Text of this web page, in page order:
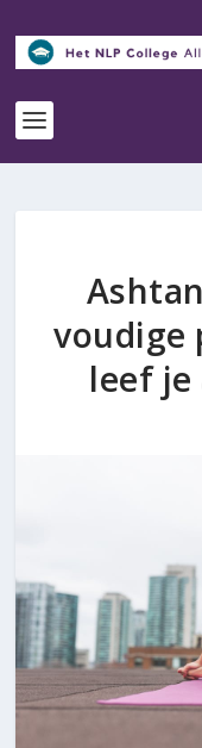
voudige
leef je